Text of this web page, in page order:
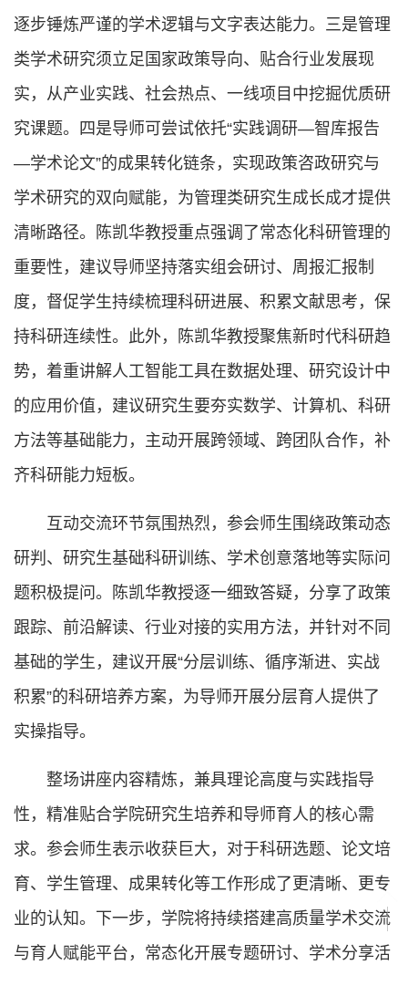
逐步锤炼严谨的学术逻辑与文字表达能力。三是管理
类学术研究须立足国家政策导向、贴合行业发展现
实，从产业实践、社会热点、一线项目中挖掘优质研
究课题。四是导师可尝试依托“实践调研—智库报告
—学术论文”的成果转化链条，实现政策咨政研究与
学术研究的双向赋能，为管理类研究生成长成才提供
清晰路径。陈凯华教授重点强调了常态化科研管理的
重要性，建议导师坚持落实组会研讨、周报汇报制
度，督促学生持续梳理科研进展、积累文献思考，保
持科研连续性。此外，陈凯华教授聚焦新时代科研趋
势，着重讲解人工智能工具在数据处理、研究设计中
的应用价值，建议研究生要夯实数学、计算机、科研
方法等基础能力，主动开展跨领域、跨团队合作，补
齐科研能力短板。
互动交流环节氛围热烈，参会师生围绕政策动态
研判、研究生基础科研训练、学术创意落地等实际问
题积极提问。陈凯华教授逐一细致答疑，分享了政策
跟踪、前沿解读、行业对接的实用方法，并针对不同
基础的学生，建议开展“分层训练、循序渐进、实战
积累”的科研培养方案，为导师开展分层育人提供了
实操指导。
整场讲座内容精炼，兼具理论高度与实践指导
性，精准贴合学院研究生培养和导师育人的核心需
求。参会师生表示收获巨大，对于科研选题、论文培
育、学生管理、成果转化等工作形成了更清晰、更专
业的认知。下一步，学院将持续搭建高质量学术交流
与育人赋能平台，常态化开展专题研讨、学术分享活